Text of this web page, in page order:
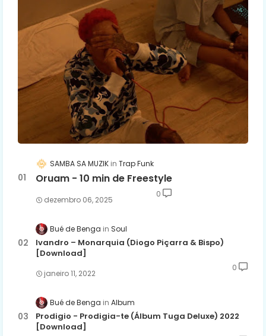
SAMBA SA MUZIK Trap Funk
Oruam - 10 min de Freestyle
dezembro 06, 2025
0
Bué de Benga Soul
Ivandro – Monarquia (Diogo Piçarra & Bispo)
[Download]
janeiro 11, 2022
0
Bué de Benga Album
Prodigio - Prodigia-te (Álbum Tuga Deluxe) 2022
[Download]